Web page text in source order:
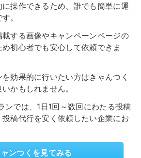
操作できるため、誰でも簡単に運
。
載する画像やキャンペーンページの
初心者でも安心して依頼できま
効果的に行いたい方はきゃんつく
かもしれません。
では、1日1回～数回にわたる投稿
稿代行を安く依頼したい企業にお
ンつくを見てみる